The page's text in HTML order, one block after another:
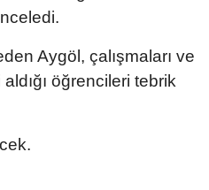
Aygöl, çalışmaları ve
öğrencileri tebrik